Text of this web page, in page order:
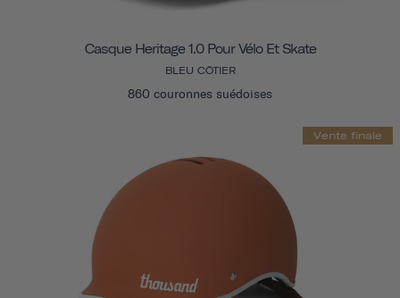
Casque Heritage 1.0 Pour Vélo Et Skate
BLEU CÔTIER
860 couronnes suédoises
Vente finale